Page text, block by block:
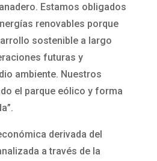
Estamos obligados
renovables porque
sostenible a largo
futuras y
ambiente. Nuestros
el parque eólico y forma
derivada del
a través de la